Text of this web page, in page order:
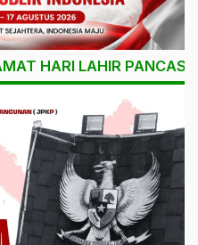
HARI LAHIR